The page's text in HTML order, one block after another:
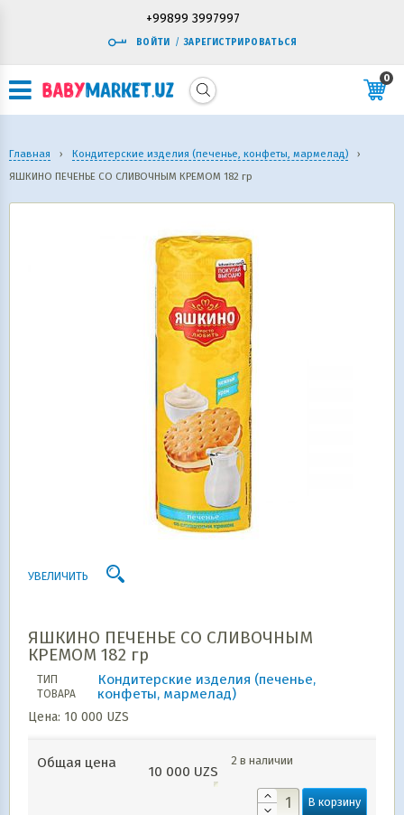
+99899 3997997
ВОЙТИ / ЗАРЕГИСТРИРОВАТЬСЯ
0
Главная › Кондитерские изделия (печенье, конфеты, мармелад)
›
ЯШКИНО ПЕЧЕНЬЕ СО СЛИВОЧНЫМ КРЕМОМ 182 гр
УВЕЛИЧИТЬ
ЯШКИНО ПЕЧЕНЬЕ СО СЛИВОЧНЫМ
КРЕМОМ 182 гр
ТИП
ТОВАРА
Кондитерские изделия (печенье,
конфеты, мармелад)
Цена: 10 000 UZS
Общая цена
10 000 UZS
2 в наличии
В корзину